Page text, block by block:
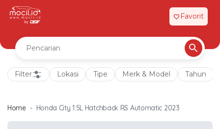
favorite Favorit
Filter Lokasi Tipe Merk & Model Tahun
Home Honda City 1.5L Hatchback RS Automatic 2023